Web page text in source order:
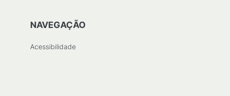
NAVEGAÇÃO
Acessibilidade